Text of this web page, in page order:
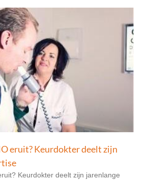
eruit? Keurdokter deelt zijn
Keurdokter deelt zijn jarenlange